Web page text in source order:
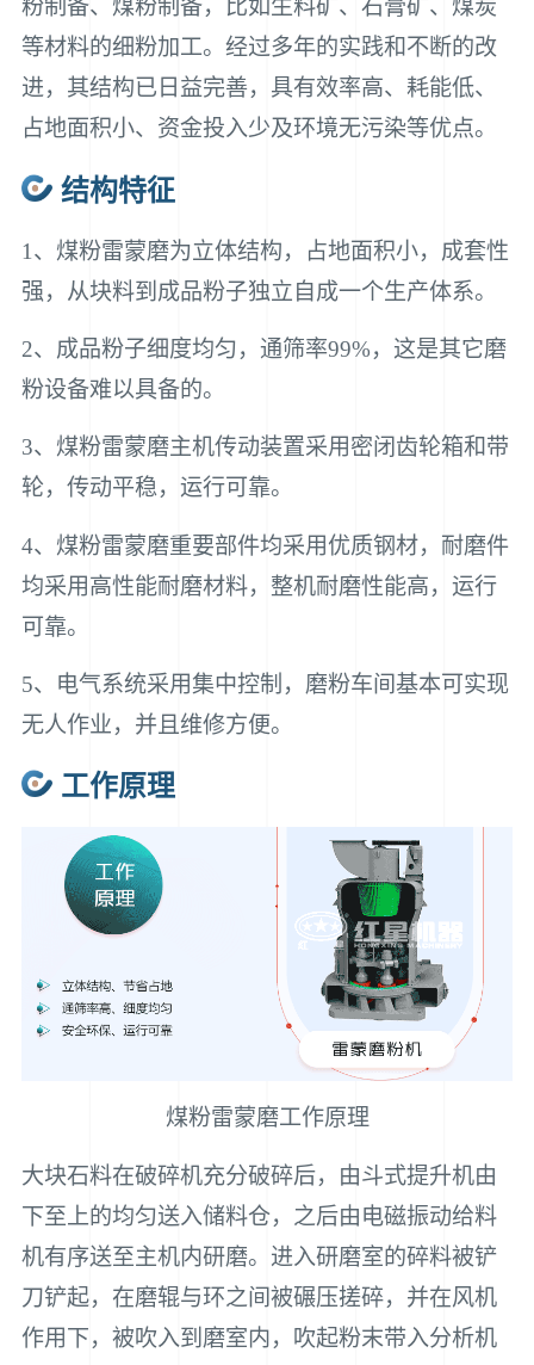
粉制备、煤粉制备，比如生料矿、石膏矿、煤炭
等材料的细粉加工。经过多年的实践和不断的改
进，其结构已日益完善，具有效率高、耗能低、
占地面积小、资金投入少及环境无污染等优点。
结构特征
1、煤粉雷蒙磨为立体结构，占地面积小，成套性
强，从块料到成品粉子独立自成一个生产体系。
2、成品粉子细度均匀，通筛率99%，这是其它磨
粉设备难以具备的。
3、煤粉雷蒙磨主机传动装置采用密闭齿轮箱和带
轮，传动平稳，运行可靠。
4、煤粉雷蒙磨重要部件均采用优质钢材，耐磨件
均采用高性能耐磨材料，整机耐磨性能高，运行
可靠。
5、电气系统采用集中控制，磨粉车间基本可实现
无人作业，并且维修方便。
工作原理
煤粉雷蒙磨工作原理
大块石料在破碎机充分破碎后，由斗式提升机由
下至上的均匀送入储料仓，之后由电磁振动给料
机有序送至主机内研磨。进入研磨室的碎料被铲
刀铲起，在磨辊与环之间被碾压搓碎，并在风机
作用下，被吹入到磨室内，吹起粉末带入分析机